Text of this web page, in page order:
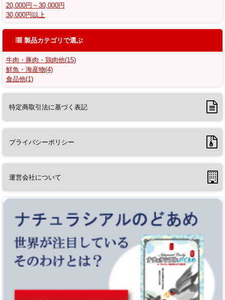
20,000円～30,000円
30,000円以上
製品カテゴリで選ぶ
牛肉・豚肉・鶏肉他(15)
鮮魚・海産物(4)
食品他(1)
特定商取引法に基づく表記
プライバシーポリシー
運営会社について